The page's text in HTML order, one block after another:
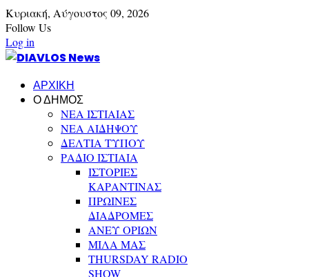
Κυριακή, Αύγουστος 09, 2026
Follow Us
Log in
ΑΡΧΙΚΗ
Ο ΔΗΜΟΣ
ΝΕΑ ΙΣΤΙΑΙΑΣ
ΝΕΑ ΑΙΔΗΨΟΥ
ΔΕΛΤΙΑ ΤΥΠΟΥ
ΡΑΔΙΟ ΙΣΤΙΑΙΑ
ΙΣΤΟΡΙΕΣ
ΚΑΡΑΝΤΙΝΑΣ
ΠΡΩΙΝΕΣ
ΔΙΑΔΡΟΜΕΣ
ΑΝΕΥ ΟΡΙΩΝ
ΜΙΛΑ ΜΑΣ
THURSDAY RADIO
SHOW